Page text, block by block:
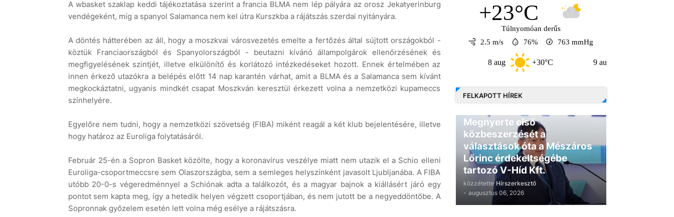
A wbasket szaklap keddi tájékoztatása szerint a francia BLMA nem lép pályára az orosz Jekatyerinburg
vendégeként, míg a spanyol Salamanca nem kel útra Kurszkba a rájátszás szerdai nyitányára.
A döntés hátterében az áll, hogy a moszkvai városvezetés emelte a fertőzés által sújtott országokból -
köztük Franciaországból és Spanyolországból - beutazni kívánó állampolgárok ellenőrzésének és
megfigyelésének szintjét, illetve elkülönítő és korlátozó intézkedéseket hozott. Ennek értelmében az
innen érkező utazókra a belépés előtt 14 nap karantén várhat, amit a BLMA és a Salamanca sem kívánt
megkockáztatni, ugyanis mindkét csapat Moszkván keresztül érkezett volna a nemzetközi kupameccs
színhelyére.
Egyelőre nem tudni, hogy a nemzetközi szövetség (FIBA) miként reagál a két klub bejelentésére, illetve
hogy határoz az Euroliga folytatásáról.
Február 25-én a Sopron Basket közölte, hogy a koronavírus veszélye miatt nem utazik el a Schio elleni
Euroliga-csoportmeccsre sem Olaszországba, sem a semleges helyszínként javasolt Ljubljanába. A FIBA
utóbb 20-0-s végeredménnyel a Schiónak adta a találkozót, és a magyar bajnok a kiállásért járó egy
pontot sem kapta meg, így a hetedik helyen végzett csoportjában, és nem jutott be a negyeddöntőbe. A
Sopronnak győzelem esetén lett volna még esélye a rájátszásra.
+23°C
Túlnyomóan derűs
2.5 m/s
76% 763 mmHg
+30°C +30°C
FELKAPOTT HÍREK
Megnyerte első
közbeszerzését a
választások óta a Mészáros
Lőrinc érdekeltségébe
tartozó V-Híd Kft.
közzétette Hírszerkesztő
- augusztus 06, 2026